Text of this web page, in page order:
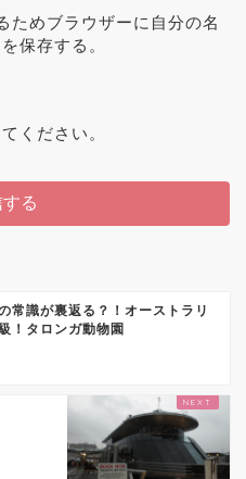
ためブラウザーに自分の名
保存する。
ください。
常識が裏返る？！オーストラリ
！タロンガ動物園